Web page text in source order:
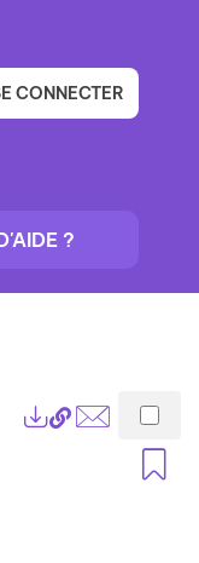
CONNECTER
?
Lien
permanent
(Nouvelle
Envoyer